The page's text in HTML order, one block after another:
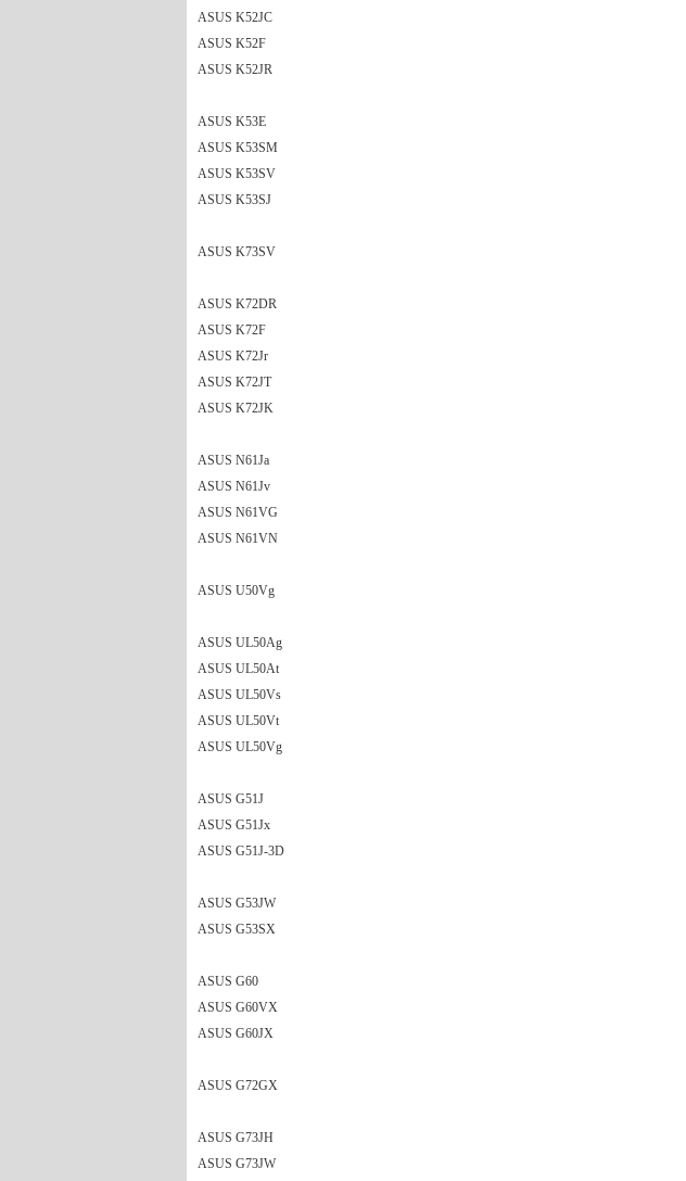
ASUS K52JC
ASUS K52F
ASUS K52JR
ASUS K53E
ASUS K53SM
ASUS K53SV
ASUS K53SJ
ASUS K73SV
ASUS K72DR
ASUS K72F
ASUS K72Jr
ASUS K72JT
ASUS K72JK
ASUS N61Ja
ASUS N61Jv
ASUS N61VG
ASUS N61VN
ASUS U50Vg
ASUS UL50Ag
ASUS UL50At
ASUS UL50Vs
ASUS UL50Vt
ASUS UL50Vg
ASUS G51J
ASUS G51Jx
ASUS G51J-3D
ASUS G53JW
ASUS G53SX
ASUS G60
ASUS G60VX
ASUS G60JX
ASUS G72GX
ASUS G73JH
ASUS G73JW